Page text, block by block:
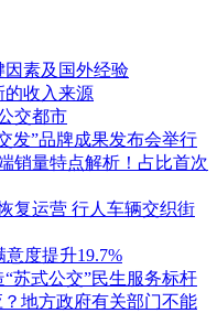
素及国外经验
的收入来源
交都市
发”品牌成果发布会举行
销量特点解析！占比首次
复运营 行人车辆交织街
度提升19.7%
苏式公交”民生服务标杆
地方政府有关部门不能